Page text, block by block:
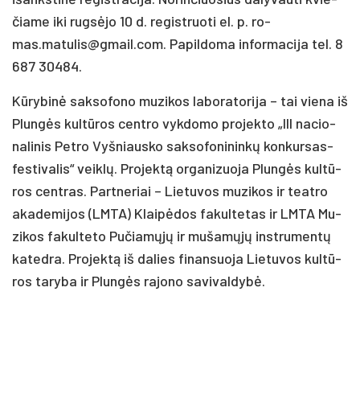
čia­me iki rug­sė­jo 10 d. re­gist­ruo­ti el. p. ro­
mas.matulis@gmail.com. Pa­pil­do­ma in­for­ma­ci­ja tel. 8
687 30484.
Kū­ry­bi­nė sak­so­fo­no mu­zi­kos la­bo­ra­to­ri­ja – tai vie­na iš
Plun­gės kul­tū­ros cent­ro vyk­do­mo pro­jek­to „III na­cio­
na­li­nis Pet­ro Vyš­niaus­ko sak­so­fo­ni­nin­kų kon­kur­sas-
fes­ti­va­lis“ veik­lų. Pro­jek­tą or­ga­ni­zuo­ja Plun­gės kul­tū­
ros cent­ras. Part­ne­riai – Lie­tu­vos mu­zi­kos ir teat­ro
aka­de­mi­jos (LMTA) Klai­pė­dos fa­kul­te­tas ir LMTA Mu­
zi­kos fa­kul­te­to Pu­čia­mų­jų ir mu­ša­mų­jų inst­ru­men­tų
ka­ted­ra. Pro­jek­tą iš da­lies fi­nan­suo­ja Lie­tu­vos kul­tū­
ros ta­ry­ba ir Plun­gės ra­jo­no sa­vi­val­dy­bė.